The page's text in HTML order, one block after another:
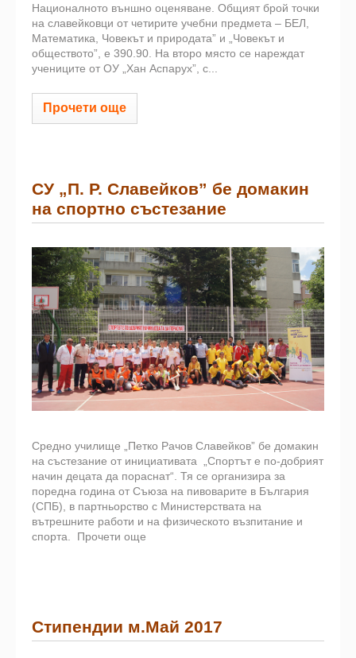
Националното външно оценяване. Общият брой точки
на славейковци от четирите учебни предмета – БЕЛ,
Математика, Човекът и природата” и „Човекът и
обществото”, е 390.90. На второ място се нареждат
учениците от ОУ „Хан Аспарух”, с...
Прочети още
СУ „П. Р. Славейков” бе домакин
на спортно състезание
Средно училище „Петко Рачов Славейков” бе домакин
на състезание от инициативата „Спортът е по-добрият
начин децата да пораснат“. Тя се организира за
поредна година от Съюза на пивоварите в България
(СПБ), в партньорство с Министерствата на
вътрешните работи и на физическото възпитание и
спорта.
Прочети още
Стипендии м.Май 2017